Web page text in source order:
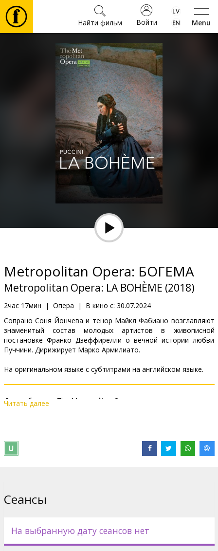
Menu
Войти
Найти фильм
Фильмы
Культура
Мероприятия
Новости
Клуб
Metropolitan Opera: БОГЕМА
Metropolitan Opera: LA BOHÈME (2018)
2час 17мин | Опера | В кино с: 30.07.2024
Сопрано Соня Йончева и тенор Майкл Фабиано возглавляют
знаменитый состав молодых артистов в живописной
постановке Франко Дзеффирелли о вечной истории любви
Пуччини. Дирижирует Марко Армилиато.
На оригинальном языке с субтитрами на английском языке.
Дистрибьютор: The Metropolitan Opera
Читать далее
Сеансы
На выбранную дату сеансов нет